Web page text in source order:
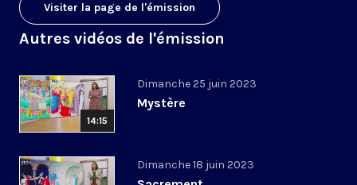
Visiter la page de l'émission
Autres vidéos de l'émission
14:15
Dimanche 25 juin 2023
Mystère
Dimanche 18 juin 2023